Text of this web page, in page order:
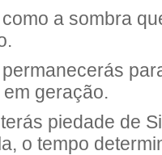
a sombra
geração.
piedade de
o tempo